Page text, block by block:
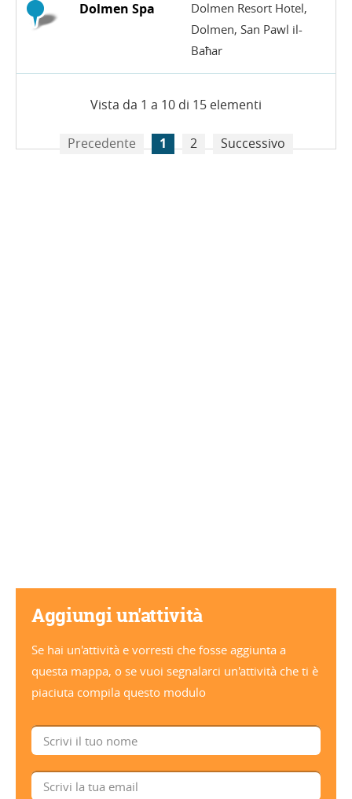
Dolmen Spa
Dolmen Resort Hotel,
Dolmen, San Pawl il-
Baħar
Vista da 1 a 10 di 15 elementi
Precedente 1 2 Successivo
Aggiungi un'attività
Se hai un'attività e vorresti che fosse aggiunta a
questa mappa, o se vuoi segnalarci un'attività che ti è
piaciuta compila questo modulo